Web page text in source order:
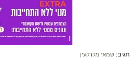
תגים: שמאי מקרקעין